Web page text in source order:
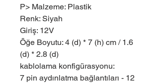
P> Malzeme: Plastik
Renk: Siyah
Giriş: 12V
Öğe Boyutu: 4 (d) * 7 (h) cm / 1.6
(d) * 2.8 (d)
kablolama konfigürasyonu:
7 pin aydınlatma bağlantıları - 12